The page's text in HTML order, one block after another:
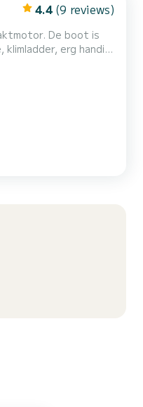
4.4 (9 reviews)
De boot is
erg handig
en Corsica
zijn niet bij de